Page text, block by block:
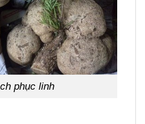
phục linh